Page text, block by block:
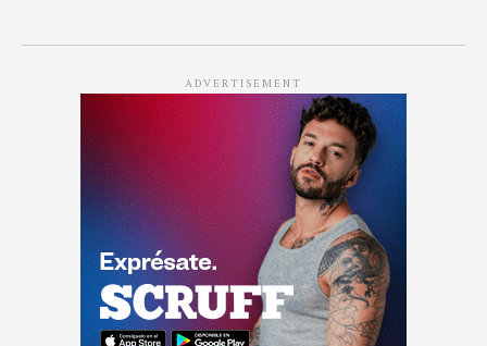
ADVERTISEMENT